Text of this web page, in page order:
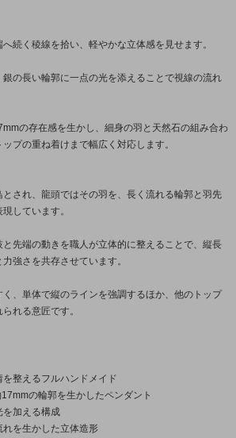
続く稜線を拾い、軽やかな立体感を見せます。
の長い輪郭に一点の光を添えることで視線の流れ
の存在感を生かし、細身の羽と天然石の組み合わ
プの重ね着けまで幅広く対応します。
され、龍頭ではその羽を、長く流れる輪郭と羽先
しています。
先端の動きを職人が立体的に整えることで、縦長
強さを共存させています。
、単体で縦のラインを強調するほか、他のトップ
れる意匠です。
整えるフルハンドメイド
の輪郭を生かしたペンダント
加える構成
を生かした立体造形